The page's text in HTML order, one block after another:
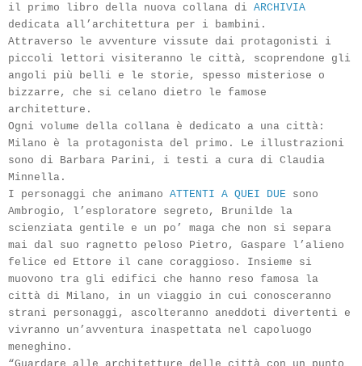
il primo libro della nuova collana di ARCHIVIA
dedicata all’architettura per i bambini.
Attraverso le avventure vissute dai protagonisti i
piccoli lettori visiteranno le città, scoprendone gli
angoli più belli e le storie, spesso misteriose o
bizzar­re, che si celano dietro le famose
architetture.
Ogni volume della collana è dedicato a una città:
Milano è la protagonista del primo. Le illustrazioni
sono di Barbara Parini, i testi a cura di Claudia
Minnella.
I personaggi che animano ATTENTI A QUEI DUE sono
Ambrogio, l’esplora­tore segreto, Brunilde la
scienziata gentile e un po’ maga che non si separa
mai dal suo ragnetto peloso Pietro, Gaspare l’alieno
felice ed Ettore il cane coraggioso. Insieme si
muovono tra gli edifici che hanno reso famosa la
città di Milano, in un viaggio in cui conosceranno
strani personaggi, ascolteran­no aneddoti divertenti e
vivranno un’avventura inaspettata nel capoluogo
meneghino.